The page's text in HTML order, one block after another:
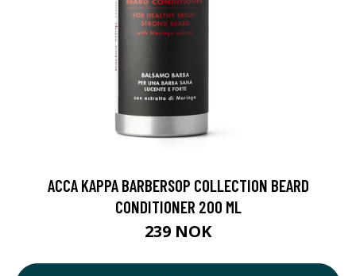
ACCA KAPPA BARBERSOP COLLECTION BEARD
CONDITIONER 200 ML
239 NOK